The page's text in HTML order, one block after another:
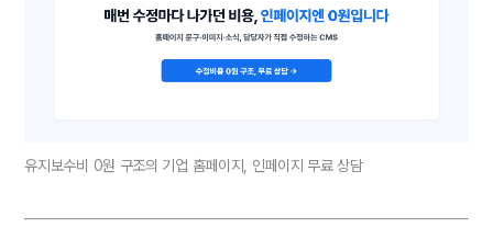
유지보수비 0원 구조의 기업 홈페이지, 인페이지 무료 상담